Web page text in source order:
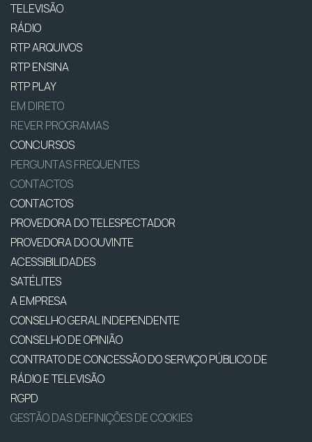
TELEVISÃO
RÁDIO
RTP ARQUIVOS
RTP ENSINA
RTP PLAY
EM DIRETO
REVER PROGRAMAS
CONCURSOS
PERGUNTAS FREQUENTES
CONTACTOS
CONTACTOS
PROVEDORA DO TELESPECTADOR
PROVEDORA DO OUVINTE
ACESSIBILIDADES
SATÉLITES
A EMPRESA
CONSELHO GERAL INDEPENDENTE
CONSELHO DE OPINIÃO
CONTRATO DE CONCESSÃO DO SERVIÇO PÚBLICO DE
RÁDIO E TELEVISÃO
RGPD
GESTÃO DAS DEFINIÇÕES DE COOKIES